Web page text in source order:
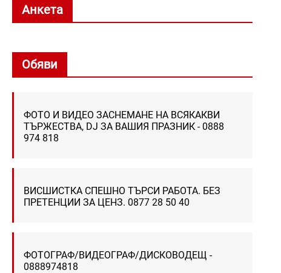
Анкета
Обяви
ФОТО И ВИДЕО ЗАСНЕМАНЕ НА ВСЯКАКВИ
ТЪРЖЕСТВА, DJ ЗА ВАШИЯ ПРАЗНИК - 0888
974 818
ВИСШИСТКА СПЕШНО ТЪРСИ РАБОТА. БЕЗ
ПРЕТЕНЦИИ ЗА ЦЕНЗ. 0877 28 50 40
ФОТОГРАФ/ВИДЕОГРАФ/ДИСКОВОДЕЩ -
0888974818